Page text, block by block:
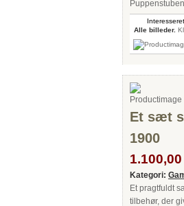
Alle billeder.
Et sæt
1900
Kategori:
Et pragtfuldt
tilbehør, der